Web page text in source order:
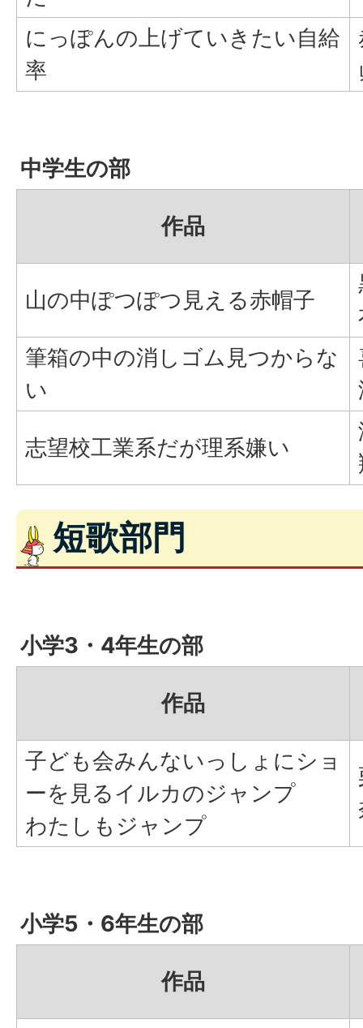
にっぽんの上げていきたい自給
率
中学生の部
作品
山の中ぽつぽつ見える赤帽子
筆箱の中の消しゴム見つからな
い
志望校工業系だが理系嫌い
短歌部門
小学3・4年生の部
作品
子ども会みんないっしょにショ
ーを見るイルカのジャンプ
わたしもジャンプ
小学5・6年生の部
作品